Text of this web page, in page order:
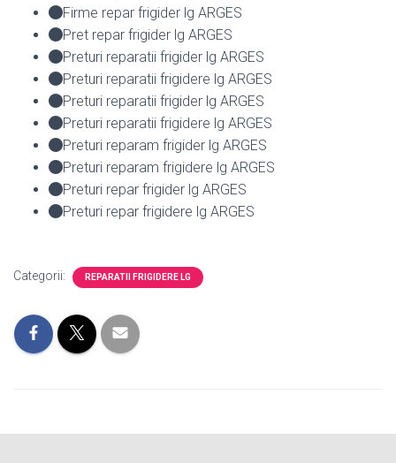
Firme repar frigider lg ARGES
Pret repar frigider lg ARGES
Preturi reparatii frigider lg ARGES
Preturi reparatii frigidere lg ARGES
Preturi reparatii frigider lg ARGES
Preturi reparatii frigidere lg ARGES
Preturi reparam frigider lg ARGES
Preturi reparam frigidere lg ARGES
Preturi repar frigider lg ARGES
Preturi repar frigidere lg ARGES
Categorii: REPARATII FRIGIDERE LG